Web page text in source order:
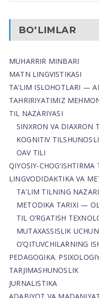
BO’LIMLAR
MUHARRIR MINBARI
MATN LINGVISTIKASI
TA’LIM ISLOHOTLARI —
TAHRIRIYATIMIZ
TIL NAZARIYASI
SINXRON VA DIAXRON
KOGNITIV
OAV TILI
QIYOSIY-
LINGVODIDAKTIKA VA
TA’LIM TILNING
METODIKA TARIXI —
TIL O’RGATISH
MUTAXASSISLIK
O’QITUVCHILARNING
PEDAGOGIKA.
TARJIMASHUNOSLIK
JURNALISTIKA